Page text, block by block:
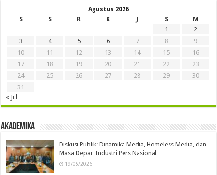
Agustus 2026
S
S R K J S
M
1
2
3
4 5 6 7 8
9
10
11 12 13 14 15
16
17
18 19 20 21 22
23
24
25 26 27 28 29
30
31
« Jul
Akademika
Diskusi Publik: Dinamika Media, Homeless Media, dan
Masa Depan Industri Pers Nasional
19/05/2026